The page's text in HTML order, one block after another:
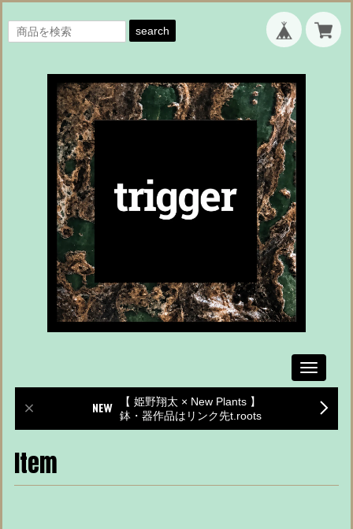
search
Toggle
【 姫野翔太 × New Plants 】
鉢・器作品はリンク先t.roots
Item